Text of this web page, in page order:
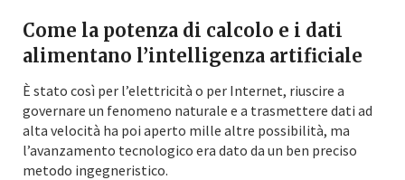
Come la potenza di calcolo e i dati
alimentano l’intelligenza artificiale
È stato così per l’elettricità o per Internet, riuscire a
governare un fenomeno naturale e a trasmettere dati ad
alta velocità ha poi aperto mille altre possibilità, ma
l’avanzamento tecnologico era dato da un ben preciso
metodo ingegneristico.